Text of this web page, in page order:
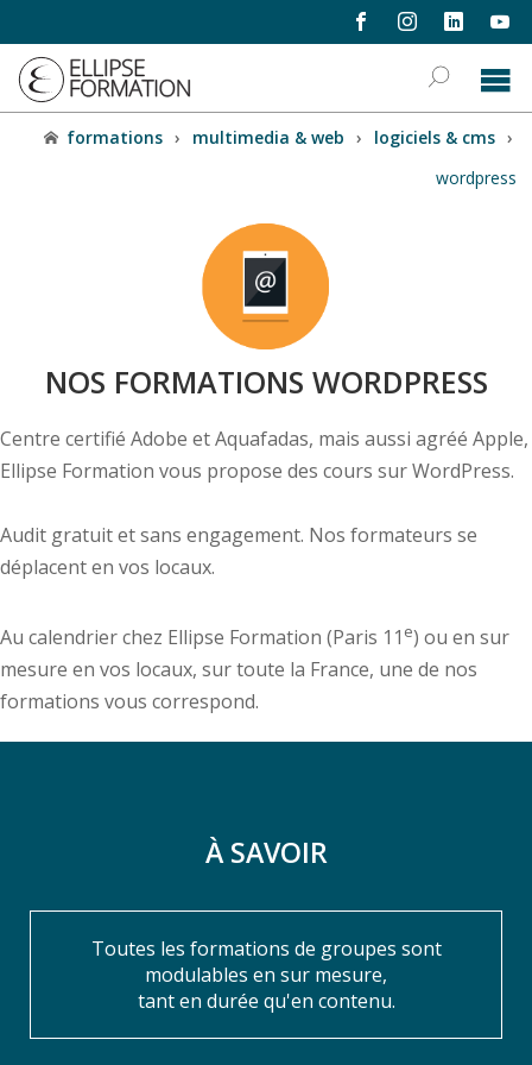
formations › multimedia & web › logiciels & cms ›
wordpress
NOS FORMATIONS WORDPRESS
Centre certifié Adobe et Aquafadas, mais aussi agréé Apple,
Ellipse Formation vous propose des cours sur WordPress.
Audit gratuit et sans engagement. Nos formateurs se
déplacent en vos locaux.
Au calendrier chez Ellipse Formation (Paris 11 e) ou en sur
mesure en vos locaux, sur toute la France, une de nos
formations vous correspond.
À SAVOIR
Toutes les formations de groupes sont
modulables en sur mesure,
tant en durée qu'en contenu.